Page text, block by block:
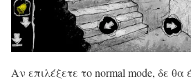
Αν επιλέξετε το normal mode, δε θα